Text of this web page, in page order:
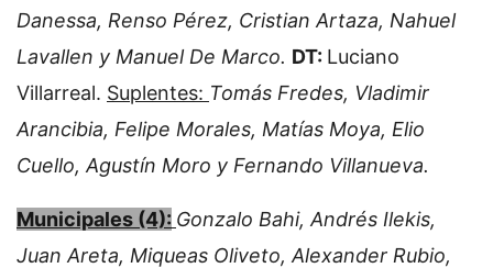
Danessa, Renso Pérez, Cristian Artaza, Nahuel
Lavallen y Manuel De Marco. DT: Luciano
Villarreal. Suplentes: Tomás Fredes, Vladimir
Arancibia, Felipe Morales, Matías Moya, Elio
Cuello, Agustín Moro y Fernando Villanueva.
Municipales (4): Gonzalo Bahi, Andrés Ilekis,
Juan Areta, Miqueas Oliveto, Alexander Rubio,